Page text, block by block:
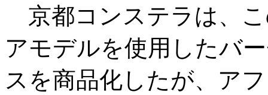
京都コンステラは、
アモデルを使用したバ
スを商品化したが、ア